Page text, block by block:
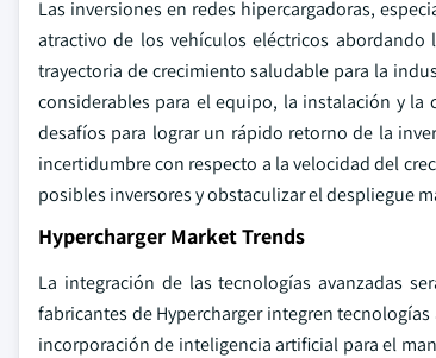
Las inversiones en redes hipercargadoras,
atractivo de los vehículos eléctricos
trayectoria de crecimiento saludable para la
considerables para el equipo, la instalación y la
desafíos para lograr un rápido retorno de la
incertidumbre con respecto a la velocidad del
posibles inversores y obstaculizar el despliegue
Hypercharger Market Trends
La integración de las tecnologías avanzadas
fabricantes de Hypercharger integren
incorporación de inteligencia artificial para el